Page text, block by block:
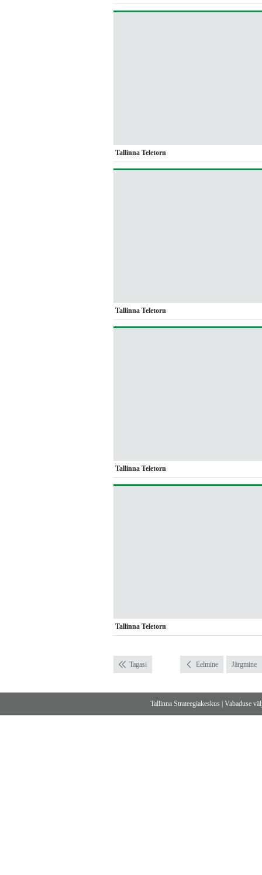
Tallinna Teletorn
Tallinna Teletorn
Tallinna Teletorn
Tallinna Teletorn
Tagasi Eelmine Järgmine
Tallinna Strateegiakeskus Vabaduse